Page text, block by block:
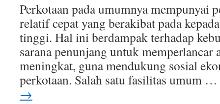
Perkotaan pada umumnya mempunyai
relatif cepat yang berakibat pada
tinggi. Hal ini berdampak terhadap
sarana penunjang untuk memperlancar
meningkat, guna mendukung sosial
perkotaan. Salah satu fasilitas umum …
→